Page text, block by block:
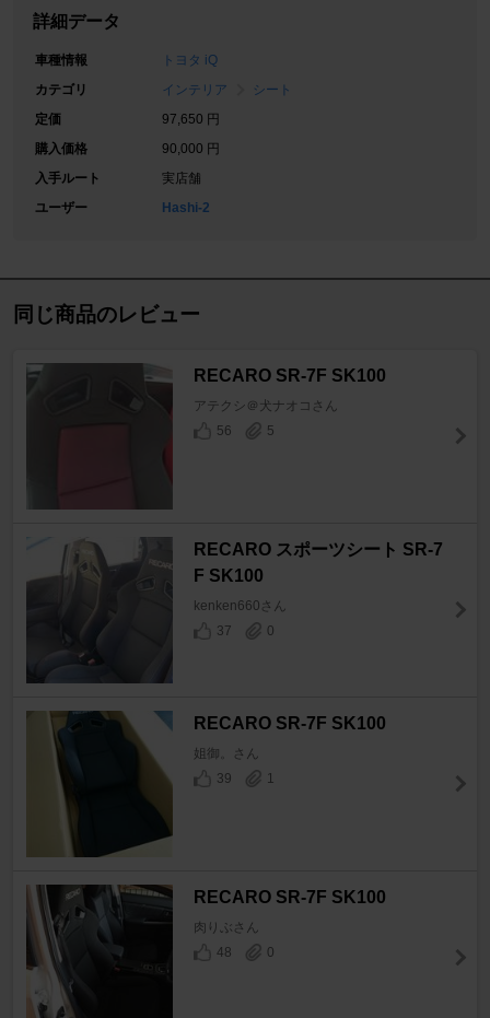
詳細データ
車種情報
トヨタ iQ
カテゴリ
インテリア
シート
定価
97,650 円
購入価格
90,000 円
入手ルート
実店舗
ユーザー
Hashi-2
同じ商品のレビュー
RECARO SR-7F SK100
アテクシ＠犬ナオコさん
56
5
RECARO スポーツシート SR-7
F SK100
kenken660さん
37
0
RECARO SR-7F SK100
姐御。さん
39
1
RECARO SR-7F SK100
肉りぶさん
48
0